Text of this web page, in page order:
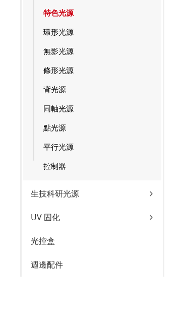
特色光源
環形光源
無影光源
條形光源
背光源
同軸光源
點光源
平行光源
控制器
生技科研光源
UV 固化
光控盒
週邊配件